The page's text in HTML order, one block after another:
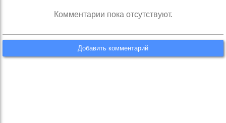
Комментарии пока отсутствуют.
Добавить комментарий